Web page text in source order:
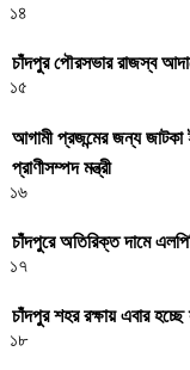
১৪
চাঁদপুর পৌরসভার রাজস্ব
১৫
আগামী প্রজন্মের জন্য
প্রাণীসম্পদ মন্ত্রী
১৬
চাঁদপুরে অতিরিক্ত দামে
১৭
চাঁদপুর শহর রক্ষায় এবার হচ্ছে
১৮